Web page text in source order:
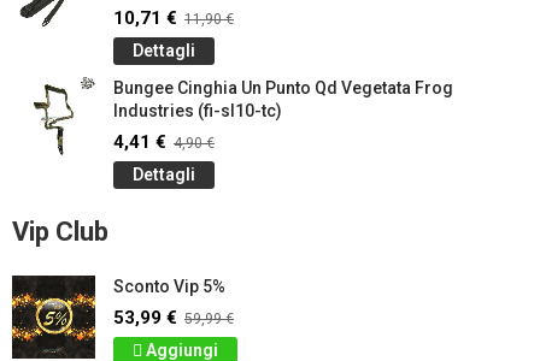
10,71 € 11,90 €
Dettagli
Bungee Cinghia Un Punto Qd Vegetata Frog
Industries (fi-sl10-tc)
4,41 € 4,90 €
Dettagli
Vip Club
Sconto Vip 5%
53,99 € 59,99 €
Aggiungi